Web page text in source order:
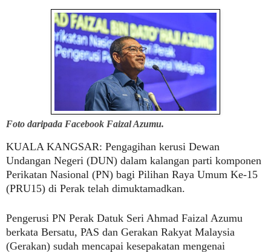
Foto daripada Facebook Faizal Azumu.
KUALA KANGSAR: Pengagihan kerusi Dewan
Undangan Negeri (DUN) dalam kalangan parti komponen
Perikatan Nasional (PN) bagi Pilihan Raya Umum Ke-15
(PRU15) di Perak telah dimuktamadkan.
Pengerusi PN Perak Datuk Seri Ahmad Faizal Azumu
berkata Bersatu, PAS dan Gerakan Rakyat Malaysia
(Gerakan) sudah mencapai kesepakatan mengenai